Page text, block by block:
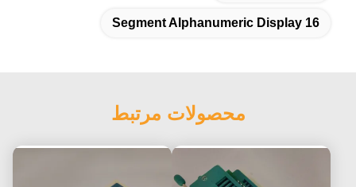
16 Segment Alphanumeric Display
محصولات مرتبط